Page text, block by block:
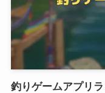
釣りゲームアプリ